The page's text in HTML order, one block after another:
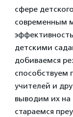
сфере
современным
детскими
добиваемся
способствуем
учителей и
выводим их на
стараемся